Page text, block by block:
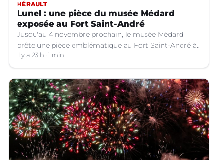
HÉRAULT
Lunel : une pièce du musée Médard
exposée au Fort Saint-André
Jusqu'au 4 novembre prochain, le musée Médard
prête une pièce emblématique au Fort Saint-André à
Villeneuve-lez-Avignon (Gard).
il y a 23 h 1 min